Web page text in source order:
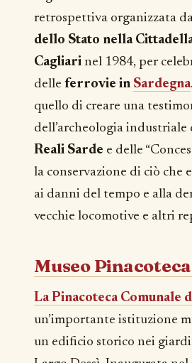
retrospettiva organizzata
dello Stato nella
Cagliari nel 1984, per
delle ferrovie in Sardegna
quello di creare una
dell’archeologia industriale
Reali Sarde e delle
la conservazione di ciò che
ai danni del tempo e alla
vecchie locomotive e altri
Museo
La Pinacoteca Comunale
un’importante istituzione
un edificio storico nei